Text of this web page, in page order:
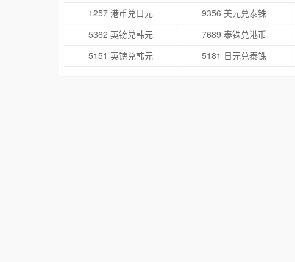
1257 港币兑日元
9356 美元兑泰铢
5362 英镑兑韩元
7689 泰铢兑港币
5151 英镑兑韩元
5181 日元兑泰铢